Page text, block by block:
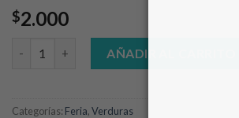
$2.000
Ajo Chileno 3 unidades cantidad
AÑADIR AL CARRITO
Categorías: Feria,Verduras